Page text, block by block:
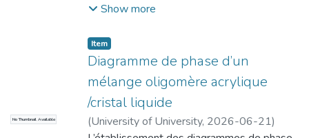
différentes phases d’hydroxydes doubles
réactions
clés de formation de liaisons carbone-
carbone (C−C). Les résultats expérimentaux
obtenus
mettent en évidence une dépendance
directe entre la structure de surface de nos
Show more
No Thumbnail Available
Item
Diagramme de phase d’un
mélange oligomère acrylique
/cristal liquide
(University of University, 2026-06-21)